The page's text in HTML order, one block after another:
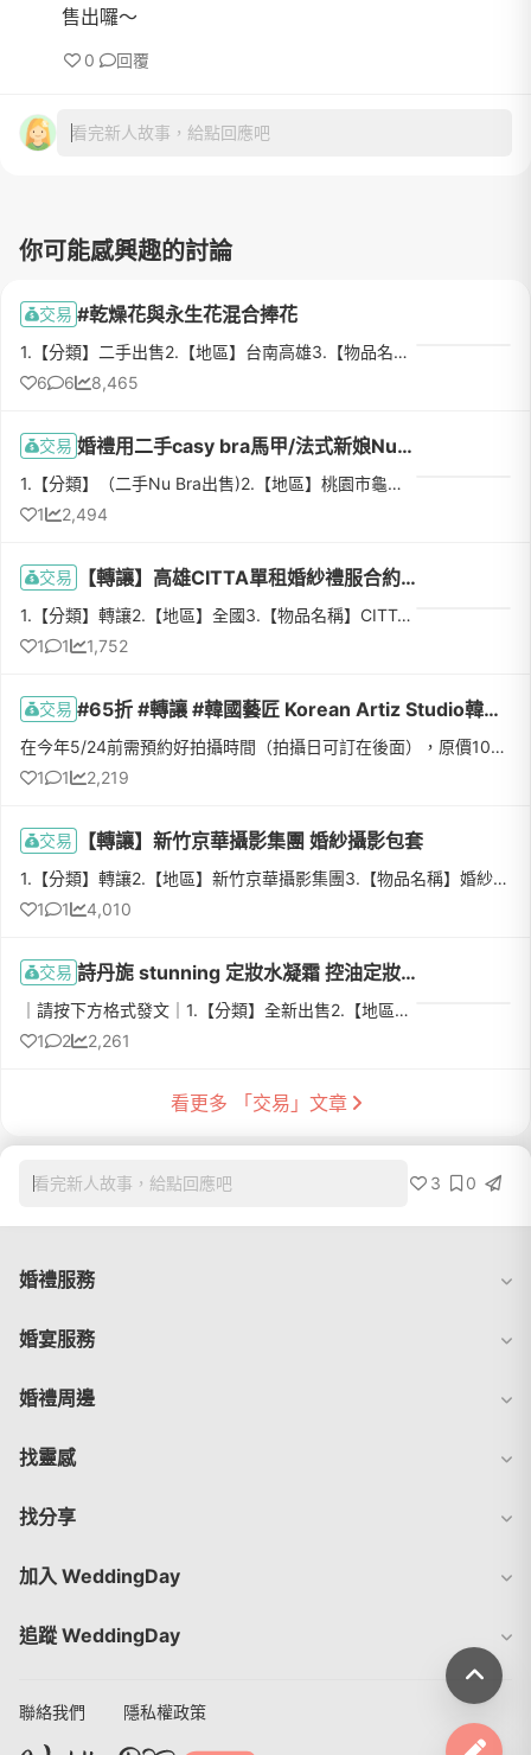
售出囉～
0 回覆
看完新人故事，給點回應吧
你可能感興趣的討論
交易 #乾燥花與永生花混合捧花
1.【分類】二手出售2.【地區】台南高雄3.【物品名稱】捧花4.【數量】1束5.【物品狀態】九成新 （上禮拜剛拍完照）6.【介紹】很漂釀的捧花 希望可以把幸福延續下去7.【價格】18008.【交易方式】台南高雄面交9.【聯絡方式】FB:敏敏10.【運費】(沒有運費可以寫“無”)11. 【賣/送東西請於文內附圖】
6
6 8,465
交易 婚禮用二手casy bra馬甲/法式新娘Nu bra
1.【分類】（二手Nu Bra出售)2.【地區】桃園市龜山區3.【物品名稱】casy bra馬甲/法式新娘Nu bra4.【數量】casy bra馬甲 尺寸M*1法式新娘Nu bra尺寸B*1 , 尺寸D*15.【物品狀態】（九成新/二手）6.【介紹】全部都只有...
1
2,494
交易 【轉讓】高雄CITTA單租婚紗禮服合約轉讓
1.【分類】轉讓2.【地區】全國3.【物品名稱】CITTA單租禮服合約定金轉讓。4.【數量】原合約禮服數量皆可增加或減少。5.【物品狀態】合約方案租禮服有九折優惠，原合約禮服款式、件數、日期皆可更改。6.【介紹】了配...
1
1 1,752
交易 #65折 #轉讓 #韓國藝匠 Korean Artiz Studio韓式婚紗攝影合約
在今年5/24前需預約好拍攝時間（拍攝日可訂在後面），原價10萬，因時間將至，費用直接65折，轉讓手續費均分（一人2千），價格超級划算！全室內棚拍，不用擔心天氣也不用怕脫妝～讓你們在最舒服的狀態下，留下最美好...
1
1 2,219
交易 【轉讓】新竹京華攝影集團 婚紗攝影包套
1.【分類】轉讓2.【地區】新竹京華攝影集團3.【物品名稱】婚紗攝影包套(含宴客婚紗)4.【數量】一套5.【物品狀態】（全新）使用期限2024/10/236.新娘拍照禮服:白紗2套、晚禮服2套，禮服可全區任選 新郎拍照西服:3套...
1
1 4,010
交易 詩丹旎 stunning 定妝水凝霜 控油定妝精華-全新-帶4瓶送面膜
｜請按下方格式發文｜1.【分類】全新出售2.【地區】彰化、台中3.【物品名稱】詩丹旎 stunning 定妝水凝霜 控油定妝精華-全新-帶4瓶送面膜4.【數量】#安瓶#定妝#控油 #結婚#婚禮定妝水凝霜*4控油定妝*45.【物品狀態】...
1
2 2,261
看更多 「交易」文章
看完新人故事，給點回應吧 3 0
婚禮服務
婚宴服務
婚禮周邊
找靈感
找分享
加入 WeddingDay
追蹤 WeddingDay
聯絡我們 隱私權政策